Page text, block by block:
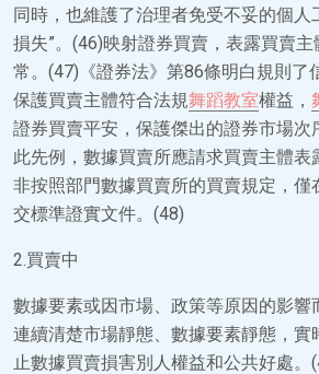
同時，也維護了治理者免受不妥的個人
損失”。(46)映射證券買賣，表露買賣
常。(47)《證券法》第86條明白規則了
保護買賣主體符合法規舞蹈教室權益，
證券買賣平安，保護傑出的證券市場次
此先例，數據買賣所應請求買賣主體表
非按照部門數據買賣所的買賣規定，僅
交標準證實文件。(48)
2.買賣中
數據要素或因市場、政策等原因的影響
連續清楚市場靜態、數據要素靜態，實
止數據買賣損害別人權益和公共好處。